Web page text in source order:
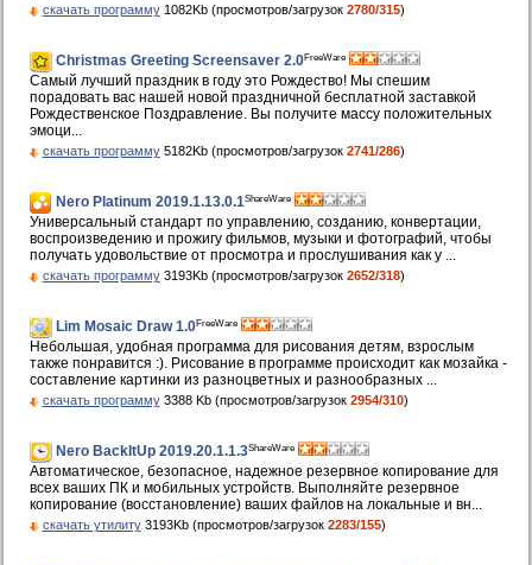
скачать программу1082Kb (просмотров/загрузок 2780/315)
Christmas Greeting Screensaver 2.0FreeWare
Самый лучший праздник в году это Рождество! Мы спешим
порадовать вас нашей новой праздничной бесплатной заставкой
Рождественское Поздравление. Вы получите массу положительных
эмоци...
скачать программу5182Kb (просмотров/загрузок 2741/286)
Nero Platinum 2019.1.13.0.1ShareWare
Универсальный стандарт по управлению, созданию, конвертации,
воспроизведению и прожигу фильмов, музыки и фотографий, чтобы
получать удовольствие от просмотра и прослушивания как у ...
скачать программу3193Kb (просмотров/загрузок 2652/318)
Lim Mosaic Draw 1.0FreeWare
Небольшая, удобная программа для рисования детям, взрослым
также понравится :). Рисование в программе происходит как мозайка -
составление картинки из разноцветных и разнообразных ...
скачать программу3388 Kb (просмотров/загрузок 2954/310)
Nero BackItUp 2019.20.1.1.3ShareWare
Автоматическое, безопасное, надежное резервное копирование для
всех ваших ПК и мобильных устройств. Выполняйте резервное
копирование (восстановление) ваших файлов на локальные и вн...
скачать утилиту3193Kb (просмотров/загрузок 2283/155)